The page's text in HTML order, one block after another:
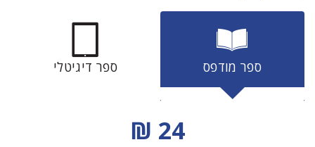
ספר מודפס ספר דיגיטלי
מחיר הנחה
24 ₪